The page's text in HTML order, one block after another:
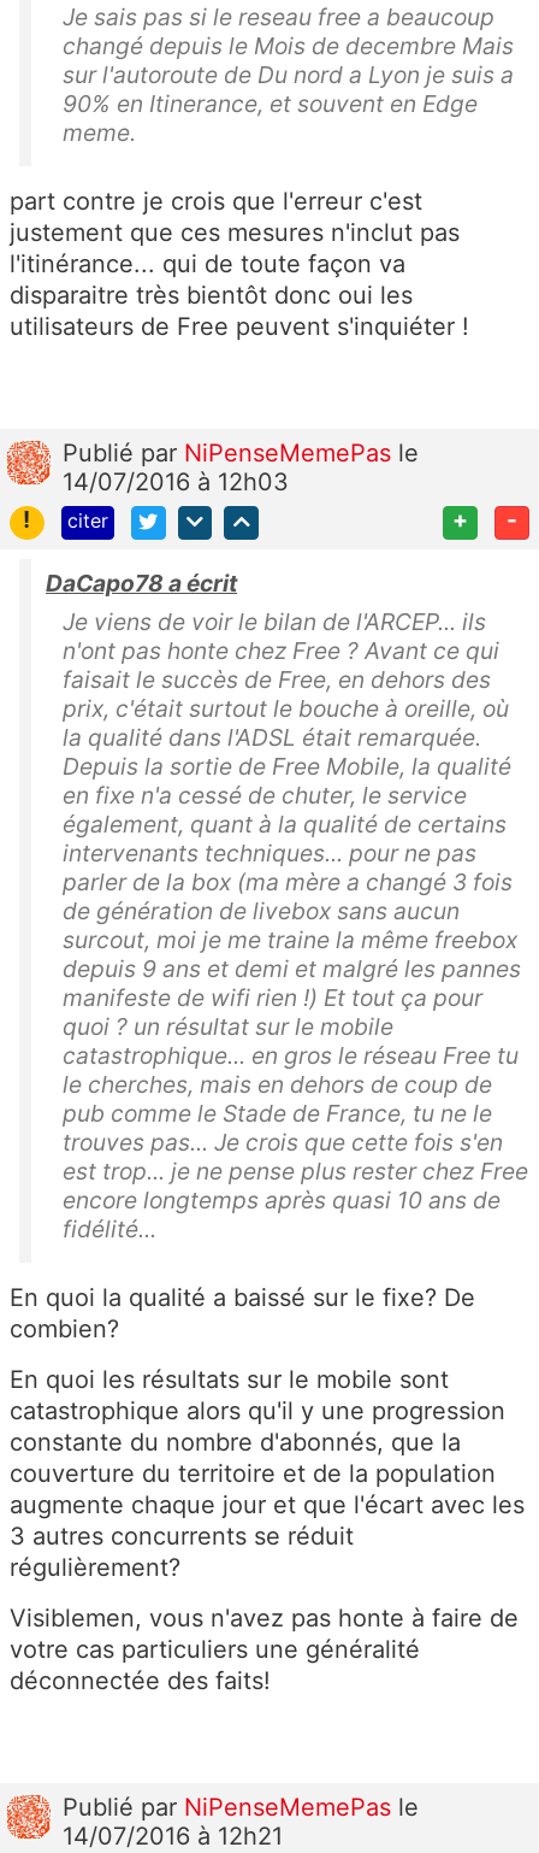
Je sais pas si le reseau free a beaucoup
changé depuis le Mois de decembre Mais
sur l'autoroute de Du nord a Lyon je suis a
90% en Itinerance, et souvent en Edge
meme.
part contre je crois que l'erreur c'est
justement que ces mesures n'inclut pas
l'itinérance... qui de toute façon va
disparaitre très bientôt donc oui les
utilisateurs de Free peuvent s'inquiéter !
Publié par NiPenseMemePas le
14/07/2016 à 12h03
!
citer + -
DaCapo78 a écrit
Je viens de voir le bilan de l'ARCEP... ils
n'ont pas honte chez Free ? Avant ce qui
faisait le succès de Free, en dehors des
prix, c'était surtout le bouche à oreille, où
la qualité dans l'ADSL était remarquée.
Depuis la sortie de Free Mobile, la qualité
en fixe n'a cessé de chuter, le service
également, quant à la qualité de certains
intervenants techniques... pour ne pas
parler de la box (ma mère a changé 3 fois
de génération de livebox sans aucun
surcout, moi je me traine la même freebox
depuis 9 ans et demi et malgré les pannes
manifeste de wifi rien !) Et tout ça pour
quoi ? un résultat sur le mobile
catastrophique... en gros le réseau Free tu
le cherches, mais en dehors de coup de
pub comme le Stade de France, tu ne le
trouves pas... Je crois que cette fois s'en
est trop... je ne pense plus rester chez Free
encore longtemps après quasi 10 ans de
fidélité...
En quoi la qualité a baissé sur le fixe? De
combien?
En quoi les résultats sur le mobile sont
catastrophique alors qu'il y une progression
constante du nombre d'abonnés, que la
couverture du territoire et de la population
augmente chaque jour et que l'écart avec les
3 autres concurrents se réduit
régulièrement?
Visiblemen, vous n'avez pas honte à faire de
votre cas particuliers une généralité
déconnectée des faits!
Publié par NiPenseMemePas le
14/07/2016 à 12h21